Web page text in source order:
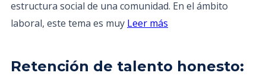
estructura social de una comunidad. En el ámbito
laboral, este tema es muy Leer más
Retención de talento honesto: